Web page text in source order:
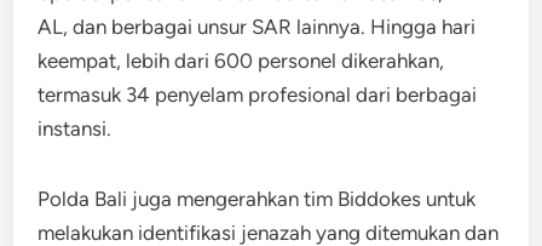
AL, dan berbagai unsur SAR lainnya. Hingga hari
keempat, lebih dari 600 personel dikerahkan,
termasuk 34 penyelam profesional dari berbagai
instansi.
Polda Bali juga mengerahkan tim Biddokes untuk
melakukan identifikasi jenazah yang ditemukan dan